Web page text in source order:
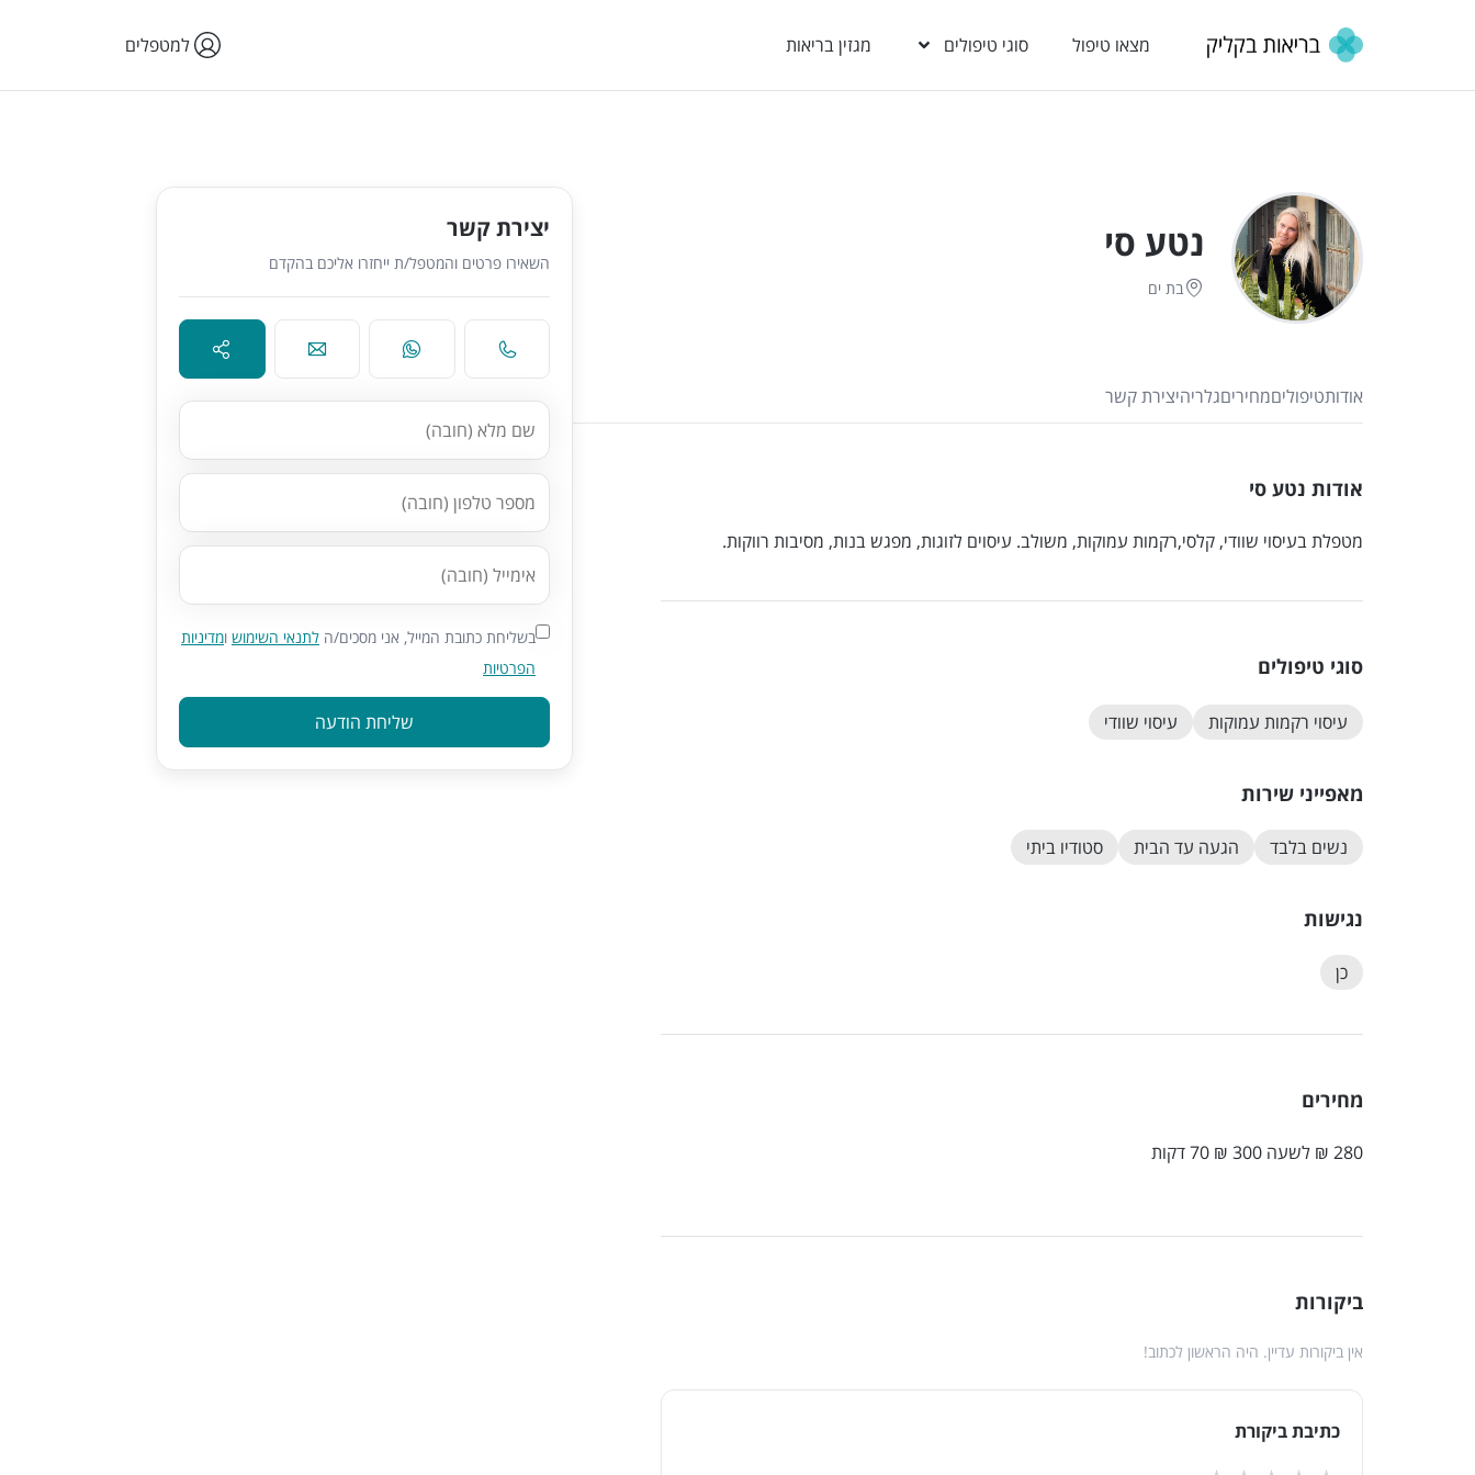
מצאו טיפול סוגי טיפולים מגזין בריאות למטפלים
נטע סי
בת ים
אודותטיפוליםמחיריםגלריהיצירת קשר
אודות נטע סי
מטפלת בעיסוי שוודי, קלסי,רקמות עמוקות, משולב. עיסוים לזוגות, מפגש בנות, מסיבות רווקות.
סוגי טיפולים
עיסוי רקמות עמוקות עיסוי שוודי
מאפייני שירות
נשים בלבד הגעה עד הבית סטודיו ביתי
נגישות
כן
מחירים
280 ₪ לשעה 300 ₪ 70 דקות
ביקורות
אין ביקורות עדיין. היה הראשון לכתוב!
כתיבת ביקורת
יצירת קשר
השאירו פרטים והמטפל/ת ייחזרו אליכם בהקדם
בשליחת כתובת המייל, אני מסכים/ה לתנאי השימוש ומדיניות
הפרטיות
שליחת הודעה